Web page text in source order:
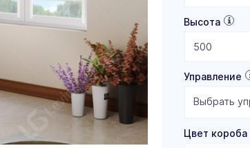
Высота
Управление
Выбрать
Цвет короба